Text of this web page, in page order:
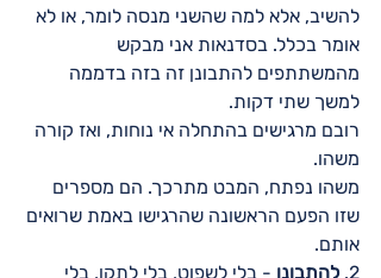
להשיב, אלא למה שהשני מנסה לומר, או לא
אומר בכלל. בסדנאות אני מבקש
מהמשתתפים להתבונן זה בזה בדממה
למשך שתי דקות.
רובם מרגישים בהתחלה אי נוחות, ואז קורה
משהו.
משהו נפתח, המבט מתרכך. הם מספרים
שזו הפעם הראשונה שהרגישו באמת שרואים
אותם.
2. להתבונן - בלי לשפוט, בלי לתקן, בלי